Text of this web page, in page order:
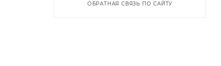
ОБРАТНАЯ СВЯЗЬ ПО САЙТУ